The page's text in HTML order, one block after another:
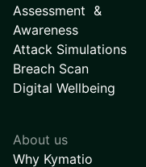
Assessment &
Awareness
Attack Simulations
Breach Scan
Digital Wellbeing
About us
Why Kymatio